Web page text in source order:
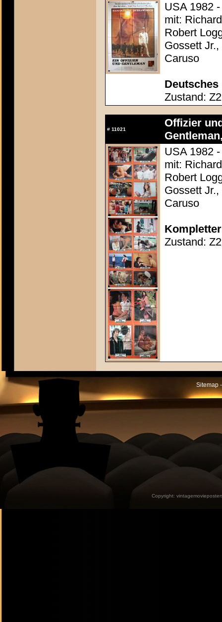
USA 1982
mit:
Robert
Gossett
Caruso
Deutsches
Zustand:
# 11021
Offizier
USA 1982
mit:
Robert
Gossett
Caruso
Zustand: Z2
Sitemap
Copyright: